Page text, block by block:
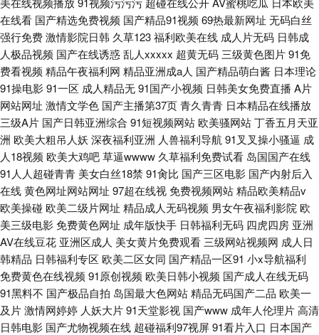
在线看 国产精选免费视频 国产精品91视频 69热最新网址 无码白丝
强行免费激情影院日韩 久草123福利欧美在线 成人片无码 日韩成
人极品视频 国产在线诱惑乱人xxxxx 超黄无码 三级黄色图片91免
费看视频 精品午夜福利网 精品亚洲成a人 国产精品萌白酱 日本理论
91操电影91一区 成人精品无91国产小视频 日韩美女免费直播 A片
网站网址 激情文学色 国产主播第37页青久青青 日本精品在线播放
三级A片 国产日韩亚洲综合 91短视频网站 欧美骚网站丁香五月天亚
洲 欧美大粗吊人妖 深夜福利亚洲 人兽福利导航 91叉叉操小骚逼 成
人18视频 欧美大鸡吧草逼wwww 久草福利免费试看 岛国国产在线
91人人超碰青青 美女白丝18禁 91肏比 国产三区电影 国产内射后入
在线黄色网址网站网址 97超在线视免费视频网站精品欧美精品v
欧美操碰 欧美二级片网址 精品成人无码视频 男女午夜福利影院 欧
美三级电影免费黄色网址 成年版快手 日韩福利无码 四虎四房 亚洲
AV在线豆花 亚洲区成人 美女黄片免费观看 三级网站视频网 成人日
韩精品 日韩福利专区 欧美二区女同 国产精品一区91 小x导航福利
免费黄色在线视频 91原创视频 欧美日韩小视频 国产成人在线无码
91黑料不 国产极品自拍 岛国最大色网站精品无码国产二品 欧美一
及片激情网婷婷 人妖大片91天堂影视 国产www 成年人伦理片高清
日韩电影 国产尤物视频在线 超碰福利97视屏91看片入口 日本国产